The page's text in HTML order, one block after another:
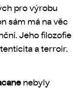
pro výrobu
sám má na věc
Jeho filozofie
a terroir.
nebyly